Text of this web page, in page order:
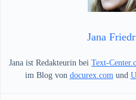
Jana
Jana ist Redakteurin beiText-
im Blog von docurex.comund